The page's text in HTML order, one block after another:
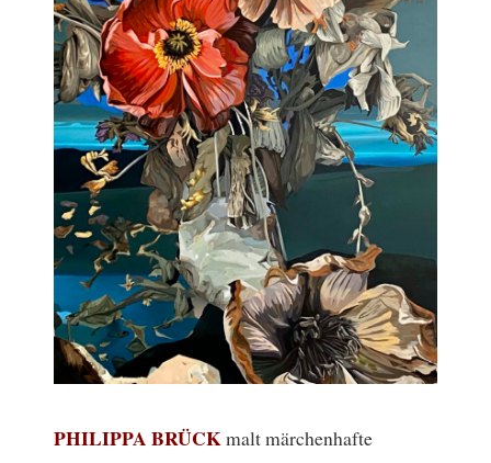
PHILIPPA BRÜCKmalt märchenhafte